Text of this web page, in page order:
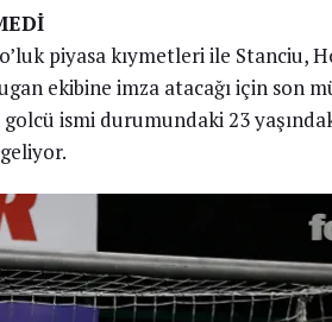
piyasa kıymetleri ile Stanciu,
ekibine imza atacağı için son
ismi durumundaki 23